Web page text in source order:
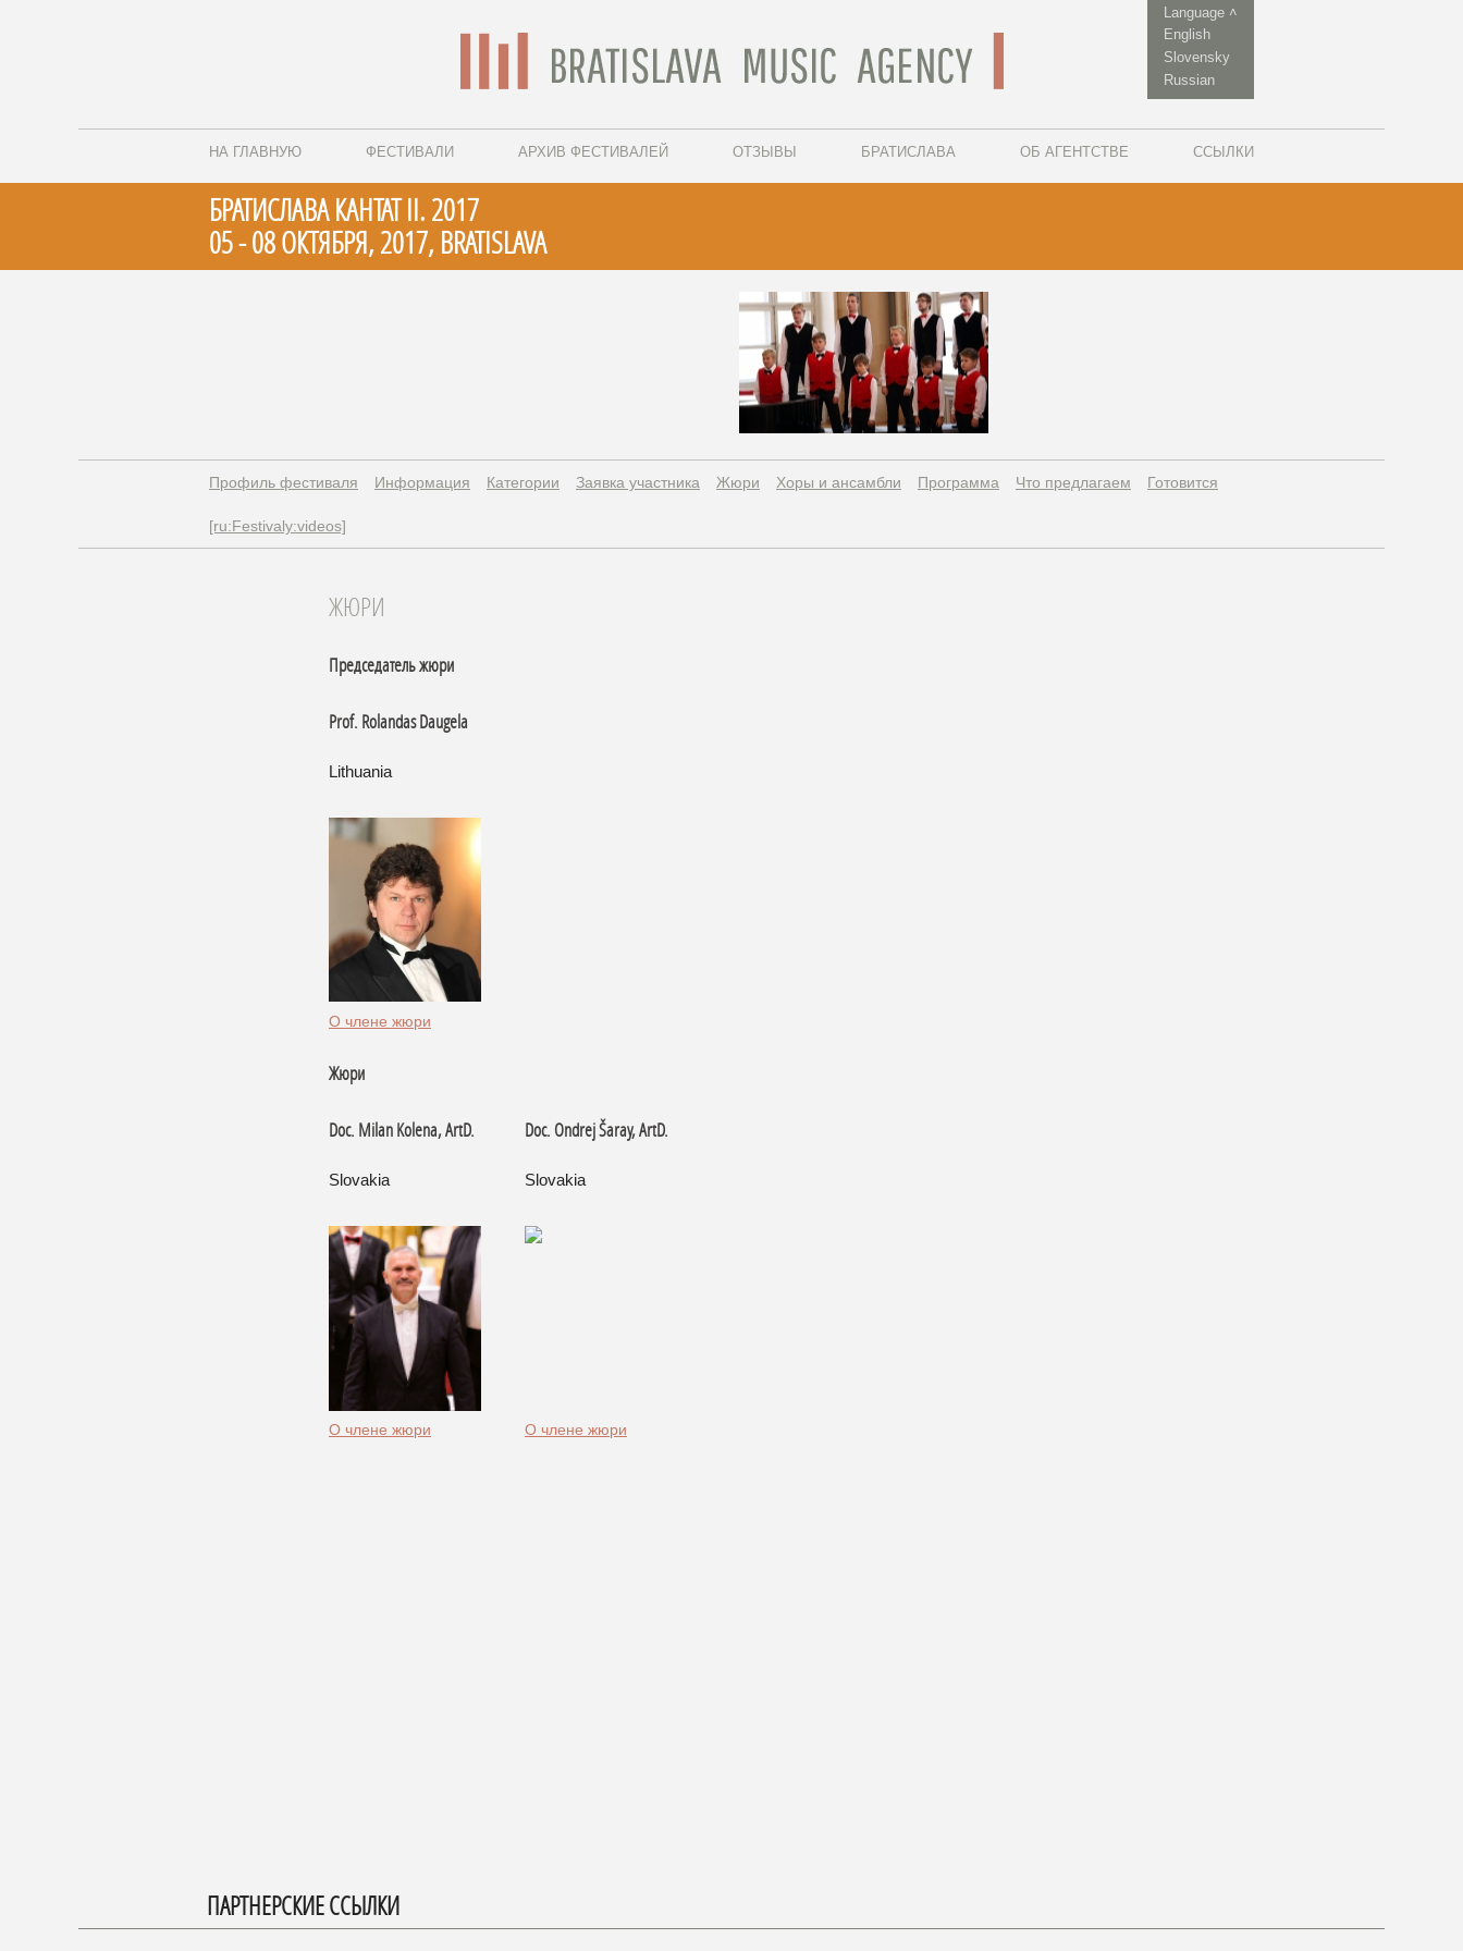
Language ˄
English
Slovensky
Russian
НА ГЛАВНУЮ ФЕСТИВАЛИ АРХИВ ФЕСТИВАЛЕЙ ОТЗЫВЫ БРАТИСЛАВА ОБ АГЕНТСТВЕ ССЫЛКИ
БРАТИСЛАВА КАНТАТ II. 2017
05 - 08 ОКТЯБРЯ, 2017, BRATISLAVA
Профиль фестиваля Информация Категории Заявка участника Жюри Xоры и ансамбли Программа Что предлагаем Готовится
[ru:Festivaly:videos]
ЖЮРИ
Председатель жюри
Prof. Rolandas Daugela
Lithuania
О члене жюри
жюри
Doc. Milan Kolena, ArtD. Doc. Ondrej Šaray, ArtD.
Slovakia Slovakia
О члене жюри О члене жюри
ПАРТНЕРСКИЕ ССЫЛКИ